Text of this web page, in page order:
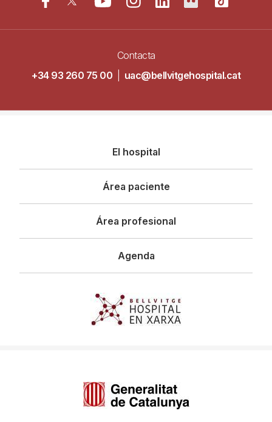
Contacta
+34 93 260 75 00
uac@bellvitgehospital.cat
principal
El hospital
Área paciente
Área profesional
Agenda